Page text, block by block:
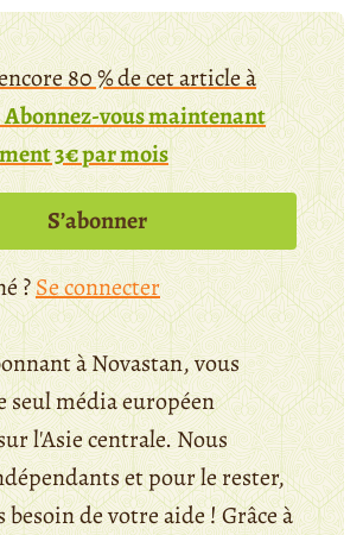
80 % de cet article à
Abonnez-vous maintenant
3€ par mois
S’abonner
?Se connecter
à Novastan, vous
seul média européen
l'Asie centrale. Nous
et pour le rester,
besoin de votre aide ! Grâce à